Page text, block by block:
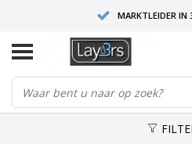
MARKTLEIDER IN
HOOGWAARDIGE
FYSIEKE